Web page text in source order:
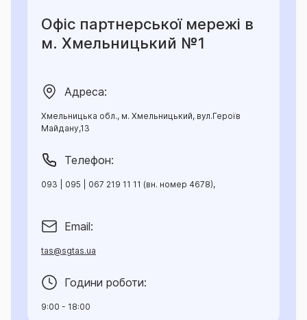
Офіс партнерської мережі в
м. Хмельницький №1
Адреса:
Хмельницька обл., м. Хмельницький, вул.Героїв
Майдану,13
Телефон:
093 | 095 | 067 219 11 11 (вн. номер 4678),
Email:
tas@sgtas.ua
Години роботи:
9:00 - 18:00